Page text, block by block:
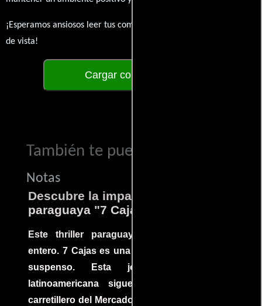
¡Esperamos ansiosos leer tus comentarios y conocer tus puntos
de vista!
Cargar comentarios
También te puede interesar...
Notas
Descubre la impactante película
paraguaya "7 Cajas"
Este thriller paraguayo cautivó al mundo
entero. 7 Cajas es una explosión de acción y
suspenso. Esta joya cinematográfica
latinoamericana sigue la historia de un
carretillero del Mercado 4 de Asunción que se